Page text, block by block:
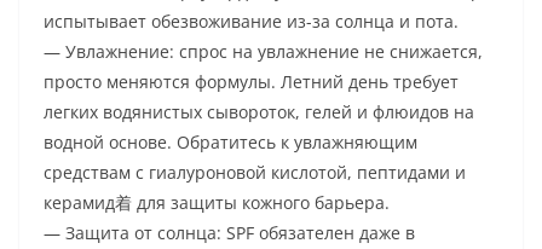
испытывает обезвоживание из-за солнца и пота.
— Увлажнение: спрос на увлажнение не снижается,
просто меняются формулы. Летний день требует
легких водянистых сывороток, гелей и флюидов на
водной основе. Обратитесь к увлажняющим
средствам с гиалуроновой кислотой, пептидами и
керамид着 для защиты кожного барьера.
— Защита от солнца: SPF обязателен даже в